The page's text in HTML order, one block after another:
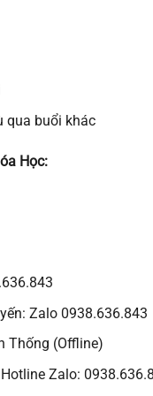
qua buổi khác
Học:
Zalo 0938.636.843
Thống (Offline)
Zalo: